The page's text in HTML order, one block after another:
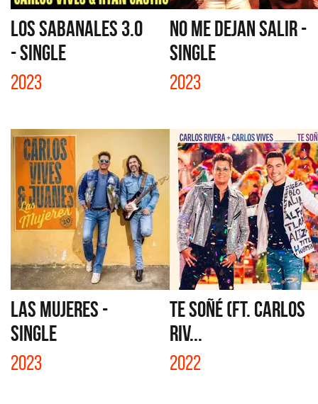
LOS SABANALES 3.0
- SINGLE
2023
NO ME DEJAN SALIR -
SINGLE
2023
LAS MUJERES -
SINGLE
2023
TE SOÑÉ (FT. CARLOS
RIV...
2022